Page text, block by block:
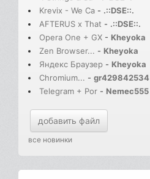
Krevix - We Ca - .::DSE::.
AFTERUS x That - .::DSE::.
Opera One + GX - Kheyoka
Zen Browser... - Kheyoka
Яндекс Браузер - Kheyoka
Chromium... - gr429842534
Telegram + Por - Nemec555
добавить файл
все новинки